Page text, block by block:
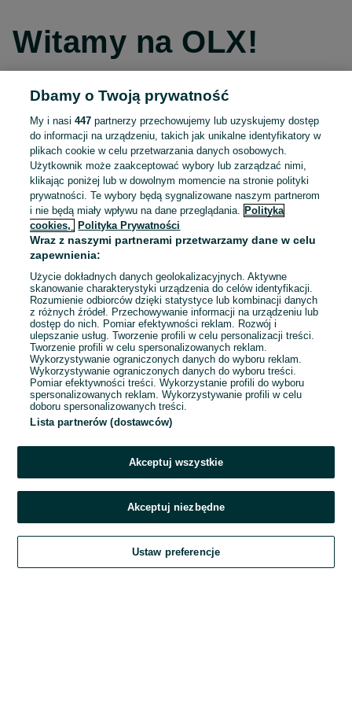
Witamy na OLX!
Kontynuuj przez Facebooka
Kontynuuj przez konto Apple
Kontynuuj przez konto Google
LUB
E-mail
Hasło
Zaloguj się
Kontynuując za pośrednictwem jednego z dostawców wskazanych powyżej,
OLX.pl w jego aktualnym brzmieniu.
Dbamy o Twoją prywatność
My i nasi447 partnerzy przechowujemy lub uzyskujemy dostęp
do informacji na urządzeniu, takich jak unikalne identyfikatory w
plikach cookie w celu przetwarzania danych osobowych.
Użytkownik może zaakceptować wybory lub zarządzać nimi,
klikając poniżej lub w dowolnym momencie na stronie polityki
prywatności. Te wybory będą sygnalizowane naszym partnerom
i nie będą miały wpływu na dane przeglądania.
Polityka
cookies,
Polityka Prywatności
Wraz z naszymi partnerami przetwarzamy dane w celu
zapewnienia:
Użycie dokładnych danych geolokalizacyjnych. Aktywne
skanowanie charakterystyki urządzenia do celów identyfikacji.
Rozumienie odbiorców dzięki statystyce lub kombinacji danych
z różnych źródeł. Przechowywanie informacji na urządzeniu lub
dostęp do nich. Pomiar efektywności reklam. Rozwój i
ulepszanie usług. Tworzenie profili w celu personalizacji treści.
Tworzenie profili w celu spersonalizowanych reklam.
Wykorzystywanie ograniczonych danych do wyboru reklam.
Wykorzystywanie ograniczonych danych do wyboru treści.
Pomiar efektywności treści. Wykorzystanie profili do wyboru
spersonalizowanych reklam. Wykorzystywanie profili w celu
doboru spersonalizowanych treści.
Lista partnerów (dostawców)
Akceptuj wszystkie
Akceptuj niezbędne
Ustaw preferencje